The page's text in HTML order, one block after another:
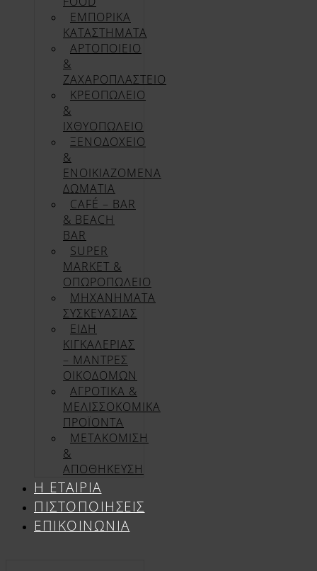
ΕΜΠΟΡΙΚΑ
ΚΑΤΑΣΤΗΜΑΤΑ
ΑΡΤΟΠΟΙΕΙΟ
&
ΖΑΧΑΡΟΠΛΑΣΤΕΙΟ
ΚΡΕΟΠΩΛΕΙΟ
&
ΙΧΘΥΟΠΩΛΕΙΟ
ΞΕΝΟΔΟΧΕΙΟ
&
ΕΝΟΙΚΙΑΖΟΜΕΝΑ
ΔΩΜΑΤΙΑ
CAFÉ – BAR
& BEACH
BAR
SUPER
MARKET &
ΟΠΩΡΟΠΩΛΕΙΟ
ΜΗΧΑΝΗΜΑΤΑ
ΣΥΣΚΕΥΑΣΙΑΣ
ΕΙΔΗ
ΚΙΓΚΑΛΕΡΙΑΣ
– ΜΑΝΤΡΕΣ
ΟΙΚΟΔΟΜΩΝ
ΑΓΡΟΤΙΚΑ &
ΜΕΛΙΣΣΟΚΟΜΙΚΑ
ΠΡΟΪΟΝΤΑ
ΜΕΤΑΚΟΜΙΣΗ
&
ΑΠΟΘΗΚΕΥΣΗ
Η ΕΤΑΙΡΊΑ
ΠΙΣΤΟΠΟΙΉΣΕΙΣ
ΕΠΙΚΟΙΝΩΝΊΑ